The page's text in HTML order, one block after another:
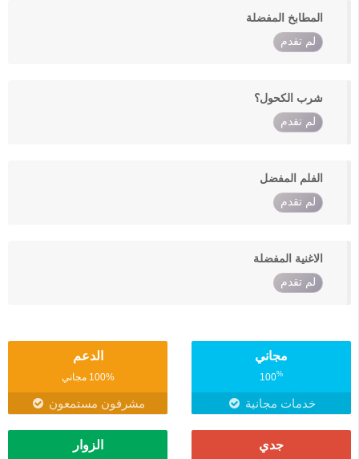
المطابخ المفضلة
لم تقدم
شرب الكحول؟
لم تقدم
الفلم المفضل
لم تقدم
الاغنية المفضلة
لم تقدم
مجاني
100%
خدمات مجانية
الدعم
100% مجاني
مشرفون مستمعون
جدي الزوار